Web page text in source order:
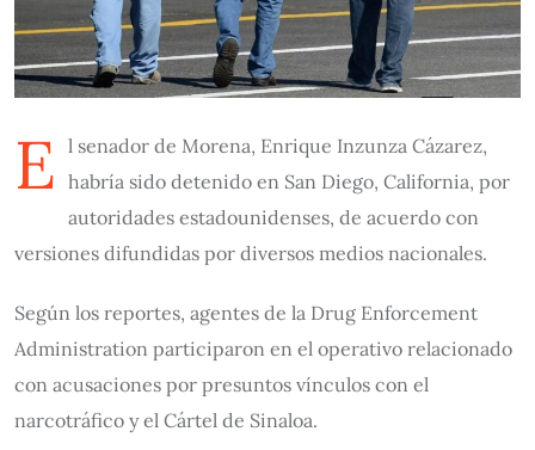
E l senador de Morena, Enrique Inzunza Cázarez,
habría sido detenido en San Diego, California, por
autoridades estadounidenses, de acuerdo con
versiones difundidas por diversos medios nacionales.
Según los reportes, agentes de la Drug Enforcement
Administration participaron en el operativo relacionado
con acusaciones por presuntos vínculos con el
narcotráfico y el Cártel de Sinaloa.